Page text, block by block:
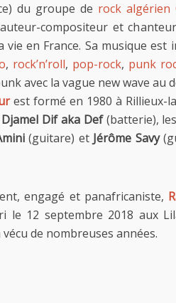
du groupe de rock algérien
compositeur et
vie en France. Sa musique
, rock’n’roll, pop-rock, punk
avec la vague new wave au
est formé en 1980 à Rillieux-
Djamel Dif aka Def(batterie),
(guitare) et Jérôme Savy
engagé et panafricaniste,
le 12 septembre 2018 aux
vécu de nombreuses années.